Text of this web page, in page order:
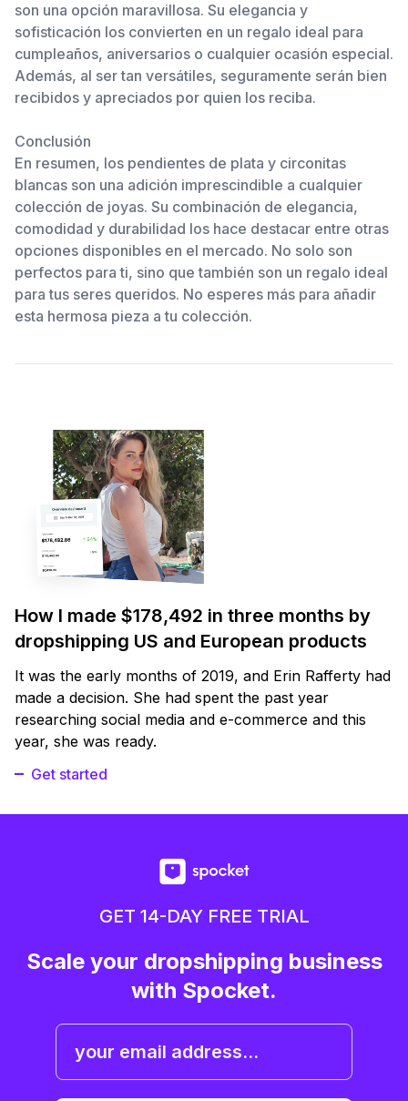
son una opción maravillosa. Su elegancia y
sofisticación los convierten en un regalo ideal para
cumpleaños, aniversarios o cualquier ocasión especial.
Además, al ser tan versátiles, seguramente serán bien
recibidos y apreciados por quien los reciba.
Conclusión
En resumen, los pendientes de plata y circonitas
blancas son una adición imprescindible a cualquier
colección de joyas. Su combinación de elegancia,
comodidad y durabilidad los hace destacar entre otras
opciones disponibles en el mercado. No solo son
perfectos para ti, sino que también son un regalo ideal
para tus seres queridos. No esperes más para añadir
esta hermosa pieza a tu colección.
How I made $178,492 in three months by
dropshipping US and European products
It was the early months of 2019, and Erin Rafferty had
made a decision. She had spent the past year
researching social media and e-commerce and this
year, she was ready.
Get started
GET 14-DAY FREE TRIAL
Scale your dropshipping business
with Spocket.